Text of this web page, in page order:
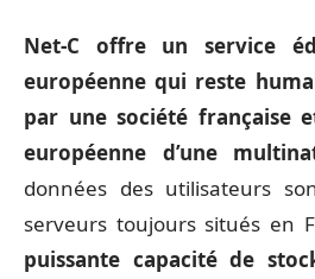
Net-C offre un service
européenne qui reste
par une société française
européenne d’une
données des utilisateurs
serveurs toujours situés en
puissante capacité de